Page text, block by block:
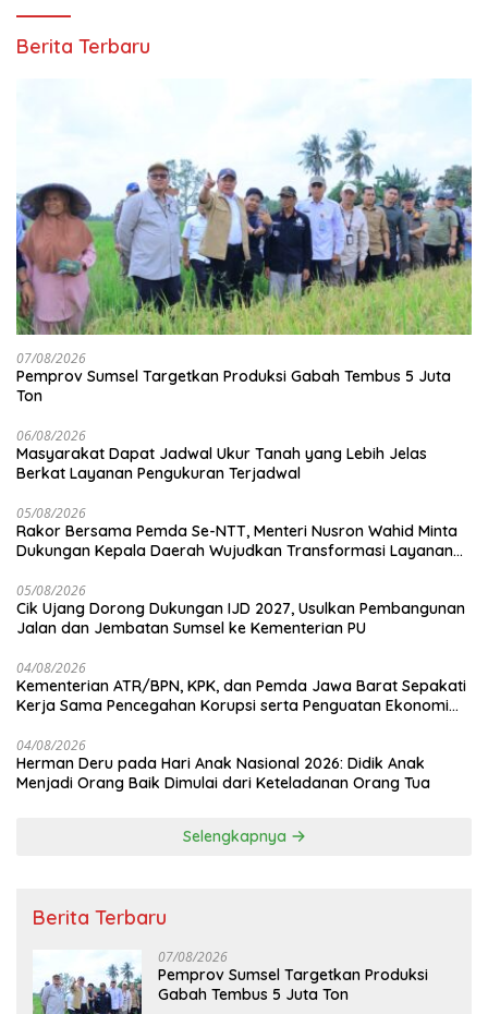
Berita Terbaru
07/08/2026
Pemprov Sumsel Targetkan Produksi Gabah Tembus 5 Juta
Ton
06/08/2026
Masyarakat Dapat Jadwal Ukur Tanah yang Lebih Jelas
Berkat Layanan Pengukuran Terjadwal
05/08/2026
Rakor Bersama Pemda Se-NTT, Menteri Nusron Wahid Minta
Dukungan Kepala Daerah Wujudkan Transformasi Layanan
05/08/2026
Cik Ujang Dorong Dukungan IJD 2027, Usulkan Pembangunan
Jalan dan Jembatan Sumsel ke Kementerian PU
04/08/2026
Kementerian ATR/BPN, KPK, dan Pemda Jawa Barat Sepakati
Kerja Sama Pencegahan Korupsi serta Penguatan Ekonomi
04/08/2026
Herman Deru pada Hari Anak Nasional 2026: Didik Anak
Menjadi Orang Baik Dimulai dari Keteladanan Orang Tua
Selengkapnya
Berita Terbaru
07/08/2026
Pemprov Sumsel Targetkan Produksi
Gabah Tembus 5 Juta Ton